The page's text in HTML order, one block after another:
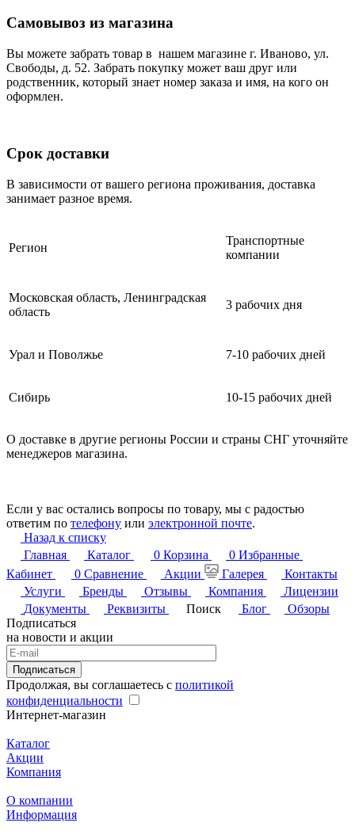
Самовывоз из магазина
Вы можете забрать товар в нашем магазине г. Иваново, ул.
Свободы, д. 52. Забрать покупку может ваш друг или
родственник, который знает номер заказа и имя, на кого он
оформлен.
Срок доставки
В зависимости от вашего региона проживания, доставка
занимает разное время.
Регион
Транспортные
компании
Московская область, Ленинградская
область
3 рабочих дня
Урал и Поволжье 7-10 рабочих дней
Сибирь 10-15 рабочих дней
О доставке в другие регионы России и страны СНГ уточняйте
менеджеров магазина.
Если у вас остались вопросы по товару, мы с радостью
ответим по телефону или электронной почте.
Назад к списку
Главная
Каталог 0 Корзина 0 Избранные
Кабинет
0 Сравнение Акции Галерея
Контакты
Услуги
Бренды Отзывы Компания
Лицензии
Документы
Реквизиты Поиск Блог
Обзоры
Подписаться
на новости и акции
Подписаться
Продолжая, вы соглашаетесь с политикой
конфиденциальности
Интернет-магазин
Каталог
Акции
Компания
О компании
Информация